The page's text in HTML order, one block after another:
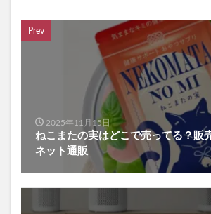
Prev
2025年11月15日
ねこまたの実はどこで売ってる？販
ネット通販